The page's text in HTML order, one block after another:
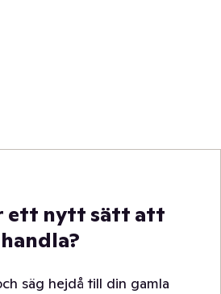
ett nytt sätt att
handla?
säg hejdå till din gamla